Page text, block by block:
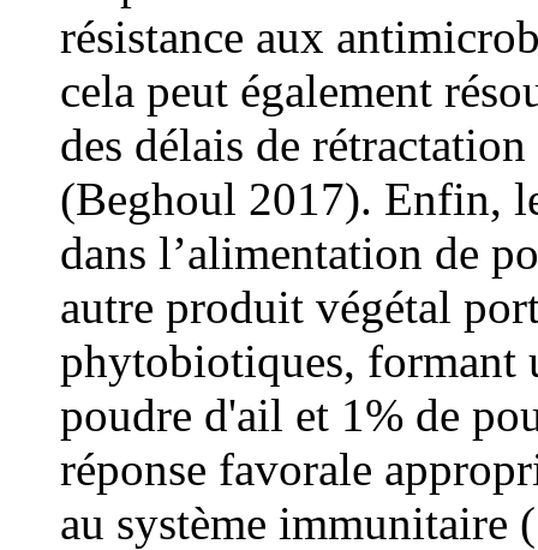
résistance aux
cela peut également
des délais de
(Beghoul 2017). Enfin,
dans l’alimentation de
autre produit végétal
phytobiotiques, formant
poudre d'ail et 1% de
réponse favorale
au système immunitaire